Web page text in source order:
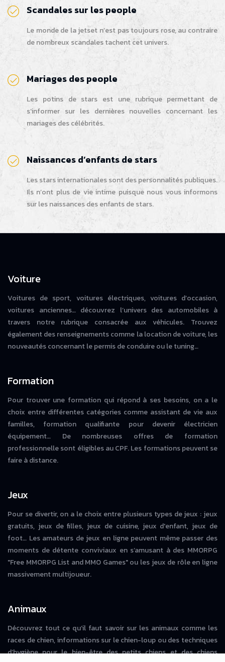
Scandales sur les people
Le monde de la jetset n’est pas toujours rose, au contraire
de nombreux scandales tachent cet univers.
Mariages des people
Les potins de stars est une rubrique permettant de
s’informer sur les dernières nouvelles concernant les
mariages des célébrités.
Naissances d’enfants de stars
Les stars internationales sont des personnalités publiques.
Ils n’ont plus de vie intime puisque nous vous informons
sur les naissances des enfants de stars.
Voiture
Voitures de sport, voitures électriques, voitures d’occasion,
voitures anciennes… découvrez l’univers des automobiles à
travers notre rubrique consacrée aux véhicules. Trouvez
également des renseignements comme la location de voiture, les
nouveautés concernant le permis de conduire ou le tuning…
Formation
Pour trouver une formation qui répond à ses besoins, on a le
choix entre différentes catégories comme assistant de vie aux
familles, formation qualifiante pour devenir électricien
équipement… De nombreuses offres de formation
professionnelle sont éligibles au CPF. Les formations peuvent se
faire à distance.
Jeux
Pour se divertir, on a le choix entre plusieurs types de jeux : jeux
gratuits, jeux de filles, jeux de cuisine, jeux d'enfant, jeux de
foot… Les amateurs de jeux en ligne peuvent même passer des
moments de détente conviviaux en s’amusant à des MMORPG
"Free MMORPG List and MMO Games" ou les jeux de rôle en ligne
massivement multijoueur.
Animaux
Découvrez tout ce qu’il faut savoir sur les animaux comme les
races de chien, informations sur le chien-loup ou des techniques
d’hygiène pour le bien-être des petits chiens et des chiens